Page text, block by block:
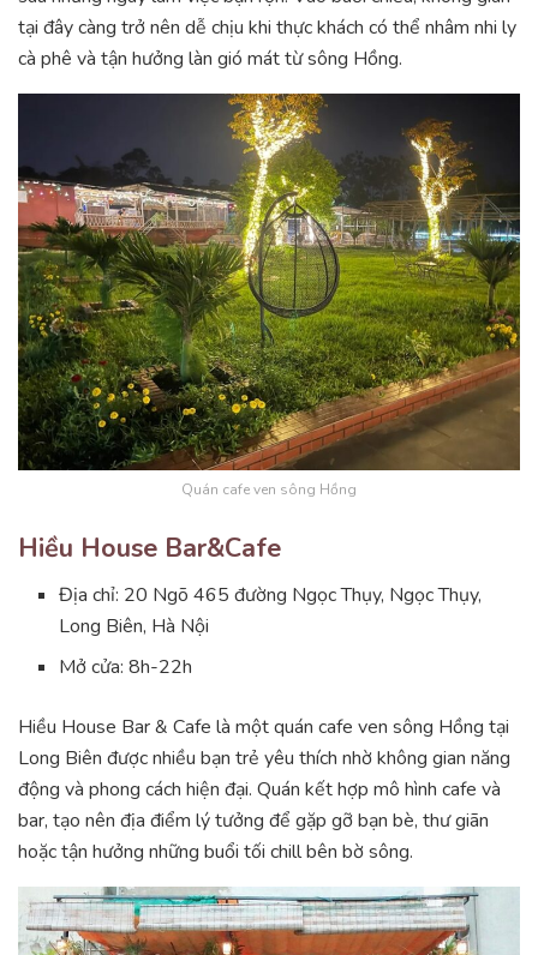
tại đây càng trở nên dễ chịu khi thực khách có thể nhâm nhi ly
cà phê và tận hưởng làn gió mát từ sông Hồng.
Quán cafe ven sông Hồng
Hiều House Bar&Cafe
Địa chỉ: 20 Ngõ 465 đường Ngọc Thụy, Ngọc Thụy,
Long Biên, Hà Nội
Mở cửa: 8h-22h
Hiều House Bar & Cafe là một quán cafe ven sông Hồng tại
Long Biên được nhiều bạn trẻ yêu thích nhờ không gian năng
động và phong cách hiện đại. Quán kết hợp mô hình cafe và
bar, tạo nên địa điểm lý tưởng để gặp gỡ bạn bè, thư giãn
hoặc tận hưởng những buổi tối chill bên bờ sông.